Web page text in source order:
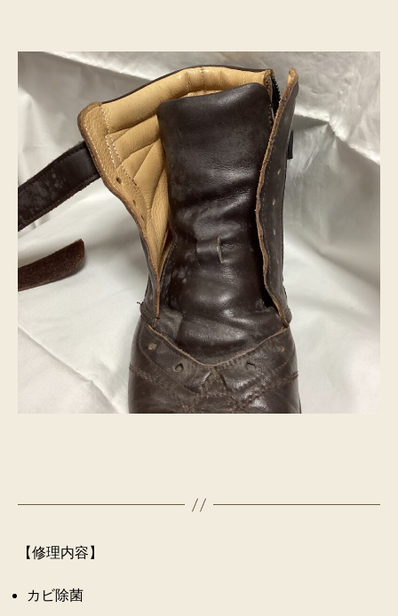
【修理内容】
カビ除菌